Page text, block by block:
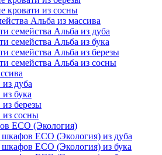
кровати из сосны
Альба из массива
семейства Альба из дуба
семейства Альба из бука
семейства Альба из березы
семейства Альба из сосны
дуба
бука
березы
сосны
ECO (Экология)
ECO (Экология) из дуба
ECO (Экология) из бука